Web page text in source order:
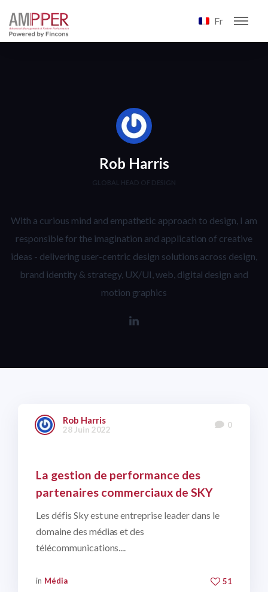
Fr
Rob Harris
GLOBAL HEAD OF DESIGN
With a curious mind and empathetic approach to design, I am
responsible for the imagination and application of creative
ideas - delivering user-centric design solutions across design,
brand identity & strategy, UX/UI, web, digital design and
motion graphics
Rob Harris
28 Juin 2022 0
La gestion de performance des
partenaires commerciaux de SKY
Les défis Sky est une entreprise leader dans le
domaine des médias et des
télécommunications....
in Média 51